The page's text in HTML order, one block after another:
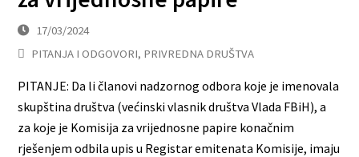
17/03/2024
PITANJA I ODGOVORI, PRIVREDNA DRUŠTVA
PITANJE: Da li članovi nadzornog odbora koje je imenovala
skupština društva (većinski vlasnik društva Vlada FBiH), a
za koje je Komisija za vrijednosne papire konačnim
rješenjem odbila upis u Registar emitenata Komisije, imaju